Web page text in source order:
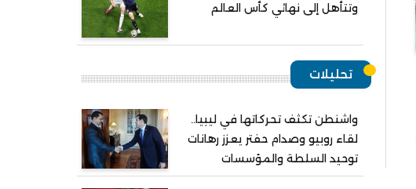
وتتأهل إلى نهائي كأس العالم
تحليلات
واشنطن تكثف تحركاتها في ليبيا..
لقاء روبيو وصدام حفتر يعزز رهانات
توحيد السلطة والمؤسسات